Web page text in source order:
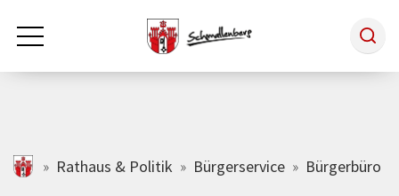
Zum Hauptinhalt springen
Rathaus & Politik
schmallenberg.de
Rathaus & Politik Bürgerservice Bürgerbüro